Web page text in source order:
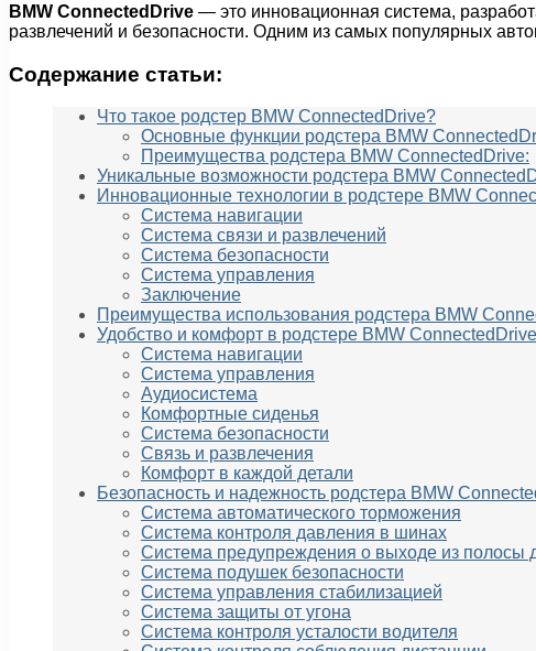
BMW ConnectedDrive — это инновационная система,
развлечений и безопасности. Одним из самых популярных
Содержание статьи:
Что такое родстер BMW ConnectedDrive?
Основные функции родстера BMW
Преимущества родстера BMW ConnectedDrive:
Уникальные возможности родстера BMW
Инновационные технологии в родстере BMW
Система навигации
Система связи и развлечений
Система безопасности
Система управления
Заключение
Преимущества использования родстера BMW
Удобство и комфорт в родстере BMW ConnectedDrive
Система навигации
Система управления
Аудиосистема
Комфортные сиденья
Система безопасности
Связь и развлечения
Комфорт в каждой детали
Безопасность и надежность родстера BMW
Система автоматического торможения
Система контроля давления в шинах
Система предупреждения о выходе из полосы
Система подушек безопасности
Система управления стабилизацией
Система защиты от угона
Система контроля усталости водителя